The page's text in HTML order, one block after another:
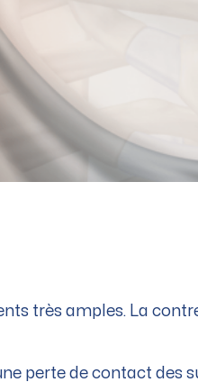
très amples. La
perte de contact des